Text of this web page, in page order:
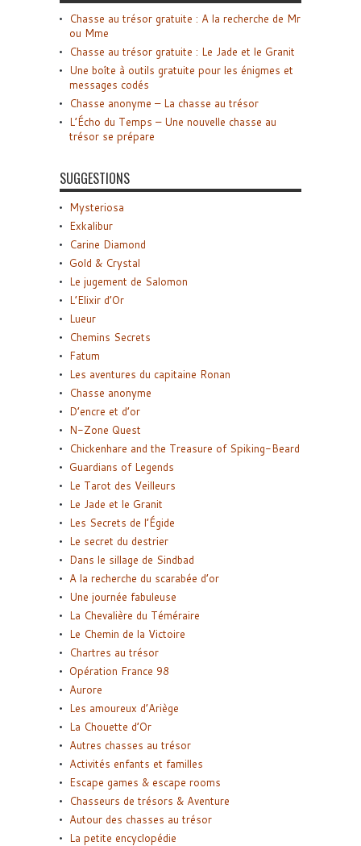
Chasse au trésor gratuite : A la recherche de Mr
ou Mme
Chasse au trésor gratuite : Le Jade et le Granit
Une boîte à outils gratuite pour les énigmes et
messages codés
Chasse anonyme – La chasse au trésor
L’Écho du Temps – Une nouvelle chasse au
trésor se prépare
SUGGESTIONS
Mysteriosa
Exkalibur
Carine Diamond
Gold & Crystal
Le jugement de Salomon
L’Elixir d’Or
Lueur
Chemins Secrets
Fatum
Les aventures du capitaine Ronan
Chasse anonyme
D’encre et d’or
N-Zone Quest
Chickenhare and the Treasure of Spiking-Beard
Guardians of Legends
Le Tarot des Veilleurs
Le Jade et le Granit
Les Secrets de l’Égide
Le secret du destrier
Dans le sillage de Sindbad
A la recherche du scarabée d’or
Une journée fabuleuse
La Chevalière du Téméraire
Le Chemin de la Victoire
Chartres au trésor
Opération France 98
Aurore
Les amoureux d’Ariège
La Chouette d’Or
Autres chasses au trésor
Activités enfants et familles
Escape games & escape rooms
Chasseurs de trésors & Aventure
Autour des chasses au trésor
La petite encyclopédie